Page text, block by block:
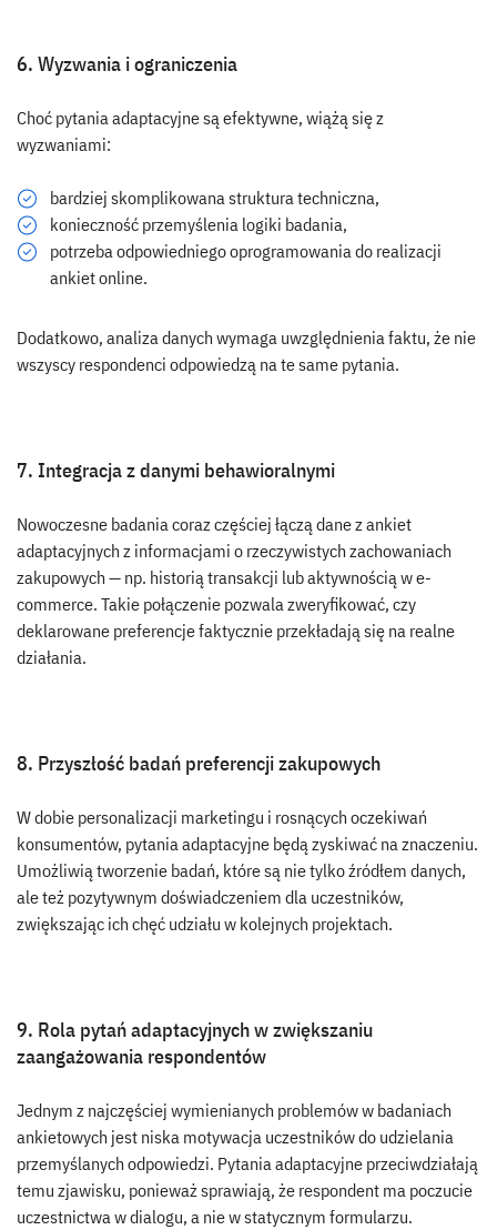
6. Wyzwania i ograniczenia
Choć pytania adaptacyjne są efektywne, wiążą się z
wyzwaniami:
bardziej skomplikowana struktura techniczna,
konieczność przemyślenia logiki badania,
potrzeba odpowiedniego oprogramowania do realizacji
ankiet online.
Dodatkowo, analiza danych wymaga uwzględnienia faktu, że nie
wszyscy respondenci odpowiedzą na te same pytania.
7. Integracja z danymi behawioralnymi
Nowoczesne badania coraz częściej łączą dane z ankiet
adaptacyjnych z informacjami o rzeczywistych zachowaniach
zakupowych — np. historią transakcji lub aktywnością w e-
commerce. Takie połączenie pozwala zweryfikować, czy
deklarowane preferencje faktycznie przekładają się na realne
działania.
8. Przyszłość badań preferencji zakupowych
W dobie personalizacji marketingu i rosnących oczekiwań
konsumentów, pytania adaptacyjne będą zyskiwać na znaczeniu.
Umożliwią tworzenie badań, które są nie tylko źródłem danych,
ale też pozytywnym doświadczeniem dla uczestników,
zwiększając ich chęć udziału w kolejnych projektach.
9. Rola pytań adaptacyjnych w zwiększaniu
zaangażowania respondentów
Jednym z najczęściej wymienianych problemów w badaniach
ankietowych jest niska motywacja uczestników do udzielania
przemyślanych odpowiedzi. Pytania adaptacyjne przeciwdziałają
temu zjawisku, ponieważ sprawiają, że respondent ma poczucie
uczestnictwa w dialogu, a nie w statycznym formularzu.